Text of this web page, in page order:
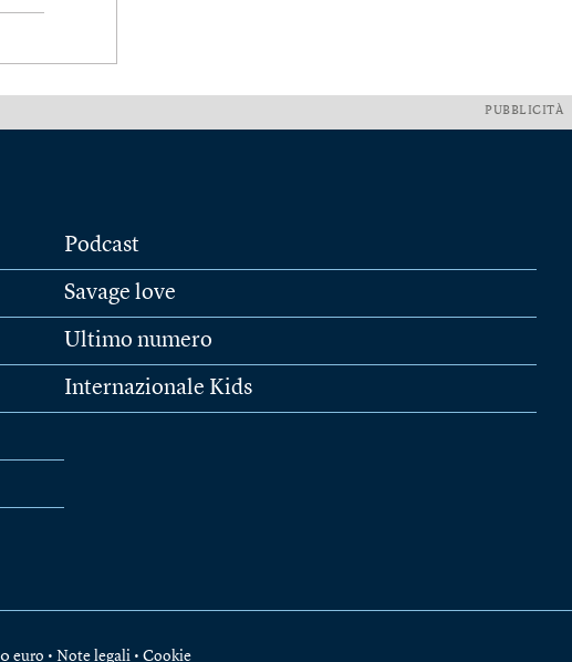
PUBBLICITÀ
Podcast
Savage love
Ultimo numero
Internazionale Kids
euro • Note legali • Cookie